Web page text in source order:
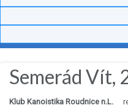
Semerád Vít,
Klub Kanoistika Roudnice n.L.